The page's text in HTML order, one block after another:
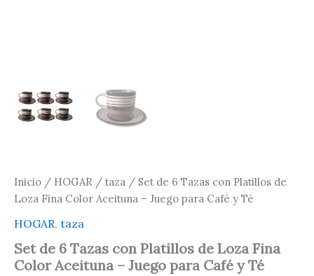
Inicio / HOGAR / taza / Set de 6 Tazas con Platillos de
Loza Fina Color Aceituna – Juego para Café y Té
HOGAR, taza
Set de 6 Tazas con Platillos de Loza Fina
Color Aceituna – Juego para Café y Té